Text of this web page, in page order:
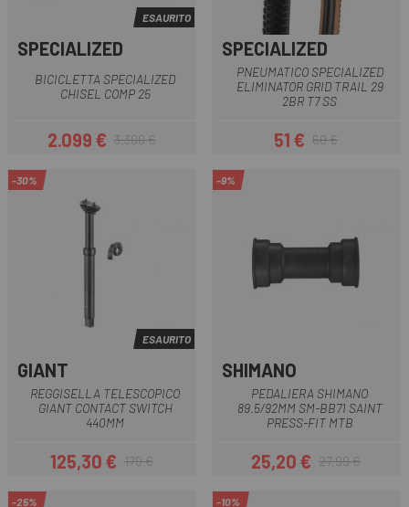
ESAURITO
SPECIALIZED
BICICLETTA SPECIALIZED
CHISEL COMP 25
Prezzo
2.099 €Prezzo base
3.300 €
SPECIALIZED
PNEUMATICO SPECIALIZED
ELIMINATOR GRID TRAIL 29
2BR T7 SS
Prezzo
51 € Prezzo base
60 €
-30%
ESAURITO
GIANT
REGGISELLA TELESCOPICO
GIANT CONTACT SWITCH
440MM
Prezzo
125,30 €Prezzo base
179 €
-9%
SHIMANO
PEDALIERA SHIMANO
89.5/92MM SM-BB71 SAINT
PRESS-FIT MTB
Prezzo
25,20 €Prezzo base
27,99 €
-25% -10%